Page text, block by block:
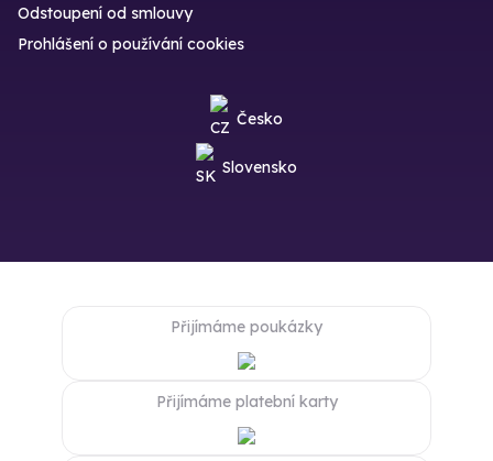
Odstoupení od smlouvy
Prohlášení o používání cookies
Česko
Slovensko
Přijímáme poukázky
Přijímáme platební karty